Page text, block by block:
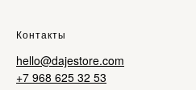
Контакты
hello@dajestore.com
+7 968 625 32 53